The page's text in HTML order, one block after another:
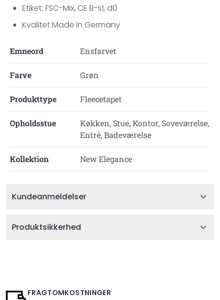
Etiket: FSC-Mix, CE B-s1, d0
Kvalitet Made in Germany
Emneord Ensfarvet
Farve Grøn
Produkttype Fleecetapet
Opholdsstue
Køkken, Stue, Kontor, Soveværelse,
Entré, Badeværelse
Kollektion New Elegance
Kundeanmeldelser
Produktsikkerhed
FRAGTOMKOSTNINGER